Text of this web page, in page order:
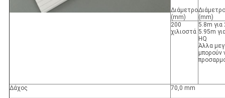
Διάμετρο
(mm)
(mm)
200
χιλιοστά
5.8m για
5.95m
HQ
Άλλα
μπορούν
Δάχος
70,0 mm